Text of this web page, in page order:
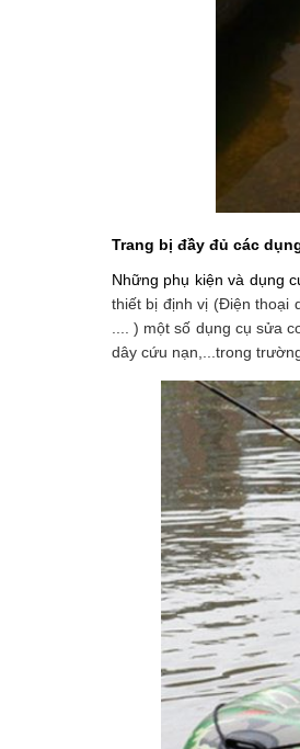
Trang bị đầy đủ các
Những phụ kiện và dụng
thiết bị định vị (Điện thoại
.... ) một số dụng cụ sửa
dây cứu nạn,...trong